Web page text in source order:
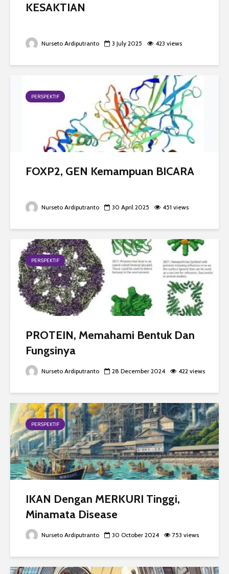
KESAKTIAN
Nurseto Ardiputranto 3 July 2025 423 views
PERSPEKTIF
FOXP2, GEN Kemampuan BICARA
Nurseto Ardiputranto 30 April 2025 451 views
PERSPEKTIF
PROTEIN, Memahami Bentuk Dan
Fungsinya
Nurseto Ardiputranto 28 December 2024 422 views
PERSPEKTIF
IKAN Dengan MERKURI Tinggi,
Minamata Disease
Nurseto Ardiputranto 30 October 2024 753 views